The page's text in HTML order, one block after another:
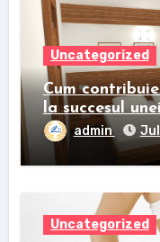
Uncategorized
Cum
la succesul
admin
Uncategorized